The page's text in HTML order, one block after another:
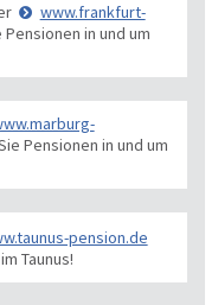
www.frankfurt-
Pensionen in und um
Pensionen in und um
pension.de
Taunus!